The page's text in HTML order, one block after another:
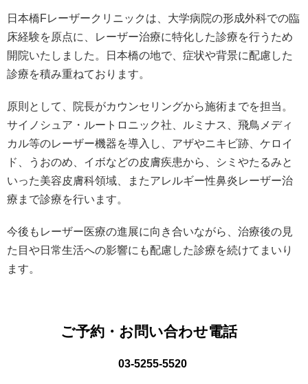
日本橋Fレーザークリニックは、大学病院の形成外科での臨
床経験を原点に、レーザー治療に特化した診療を行うため
開院いたしました。日本橋の地で、症状や背景に配慮した
診療を積み重ねております。
原則として、院長がカウンセリングから施術までを担当。
サイノシュア・ルートロニック社、ルミナス、飛鳥メディ
カル等のレーザー機器を導入し、アザやニキビ跡、ケロイ
ド、うおのめ、イボなどの皮膚疾患から、シミやたるみと
いった美容皮膚科領域、またアレルギー性鼻炎レーザー治
療まで診療を行います。
今後もレーザー医療の進展に向き合いながら、治療後の見
た目や日常生活への影響にも配慮した診療を続けてまいり
ます。
ご予約・お問い合わせ電話
03-5255-5520